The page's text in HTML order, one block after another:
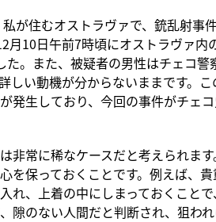
が住むオストラヴァで、銃乱射事
月10日午前7時頃にオストラヴァ内
た。また、被疑者の男性はチェコ
しい動機が分からないままです。
発生しており、今回の事件がチェ
非常に稀なケースだと考えられます
を保っておくことです。例えば、
れ、上着の中にしまっておくこと
隙のない人間だと判断され、狙わ